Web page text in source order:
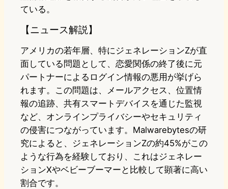
ている。
【ニュース解説】
アメリカの若年層、特にジェネレーションZが直
面している問題として、恋愛関係の終了後に元
パートナーによるログイン情報の悪用が挙げら
れます。この問題は、メールアクセス、位置情
報の追跡、共有スマートデバイスを通じた監視
など、オンラインプライバシーやセキュリティ
の侵害につながっています。Malwarebytesの研
究によると、ジェネレーションZの約45%がこの
ような行為を経験しており、これはジェネレー
ションXやベビーブーマーと比較して顕著に高い
割合です。